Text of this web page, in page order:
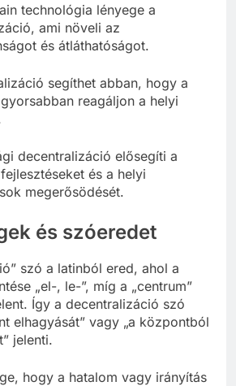
technológia lényege a
ami növeli az
és átláthatóságot.
segíthet abban, hogy a
reagáljon a helyi
decentralizáció elősegíti a
és a helyi
megerősödését.
és szóeredet
szó a latinból ered, ahol a
„el-, le-”, míg a „centrum”
Így a decentralizáció szó
elhagyását” vagy „a központból
jelenti.
hogy a hatalom vagy irányítás